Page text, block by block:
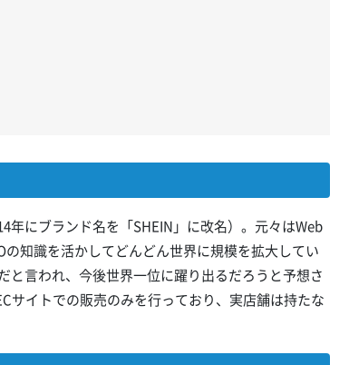
年にブランド名を「SHEIN」に改名）。元々はWeb
知識を活かしてどんどん世界に規模を拡大してい
と言われ、今後世界一位に躍り出るだろうと予想さ
サイトでの販売のみを行っており、実店舗は持たな